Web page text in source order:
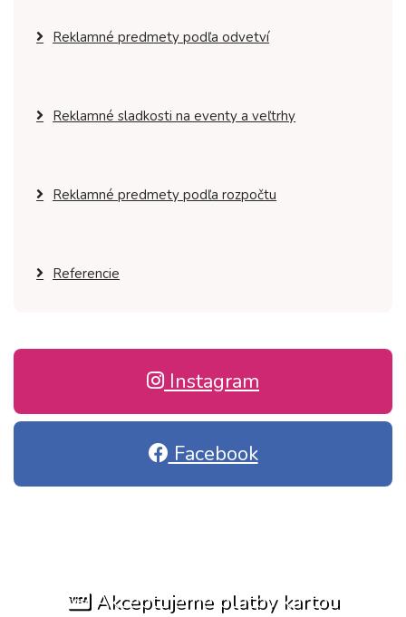
Reklamné predmety podľa odvetví
Reklamné sladkosti na eventy a veľtrhy
Reklamné predmety podľa rozpočtu
Referencie
Instagram
Facebook
Akceptujeme platby kartou